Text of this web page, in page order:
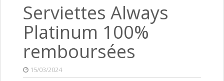
Serviettes Always
Platinum 100%
remboursées
15/03/2024